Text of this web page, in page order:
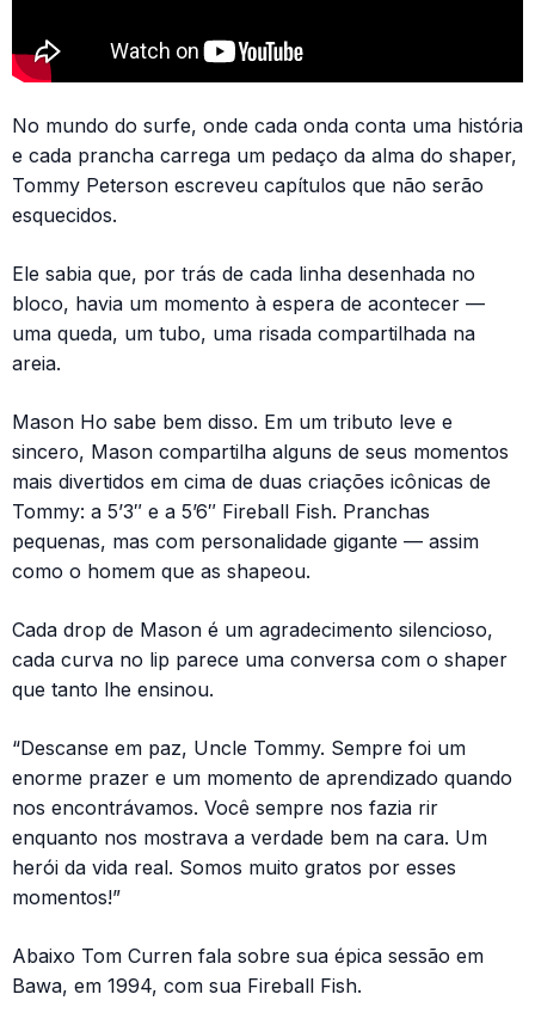
No mundo do surfe, onde cada onda conta uma história
e cada prancha carrega um pedaço da alma do shaper,
Tommy Peterson escreveu capítulos que não serão
esquecidos.
Ele sabia que, por trás de cada linha desenhada no
bloco, havia um momento à espera de acontecer —
uma queda, um tubo, uma risada compartilhada na
areia.
Mason Ho sabe bem disso. Em um tributo leve e
sincero, Mason compartilha alguns de seus momentos
mais divertidos em cima de duas criações icônicas de
Tommy: a 5’3″ e a 5’6″ Fireball Fish. Pranchas
pequenas, mas com personalidade gigante — assim
como o homem que as shapeou.
Cada drop de Mason é um agradecimento silencioso,
cada curva no lip parece uma conversa com o shaper
que tanto lhe ensinou.
“Descanse em paz, Uncle Tommy. Sempre foi um
enorme prazer e um momento de aprendizado quando
nos encontrávamos. Você sempre nos fazia rir
enquanto nos mostrava a verdade bem na cara. Um
herói da vida real. Somos muito gratos por esses
momentos!”
Abaixo Tom Curren fala sobre sua épica sessão em
Bawa, em 1994, com sua Fireball Fish.